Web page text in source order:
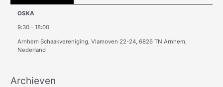
OSKA
9:30 -18:00
Arnhem Schaakvereniging, Vlamoven 22-24, 6826 TN Arnhem,
Nederland
Archieven